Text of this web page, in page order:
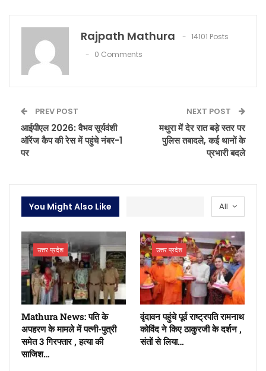
Rajpath Mathura
14101 Posts
0 Comments
PREV POST
आईपीएल 2026: वैभव सूर्यवंशी
ऑरेंज कैप की रेस में पहुंचे नंबर-1
पर
NEXT POST
मथुरा में देर रात बड़े स्तर पर
पुलिस तबादले, कई थानों के
प्रभारी बदले
All
You Might Also Like
उत्तर प्रदेश
Mathura News: पति के
अपहरण के मामले में पत्नी-पुत्री
समेत 3 गिरफ्तार , हत्या की
साजिश…
उत्तर प्रदेश
वृंदावन पहुंचे पूर्व राष्ट्रपति रामनाथ
कोविंद ने किए ठाकुरजी के दर्शन ,
संतों से लिया…